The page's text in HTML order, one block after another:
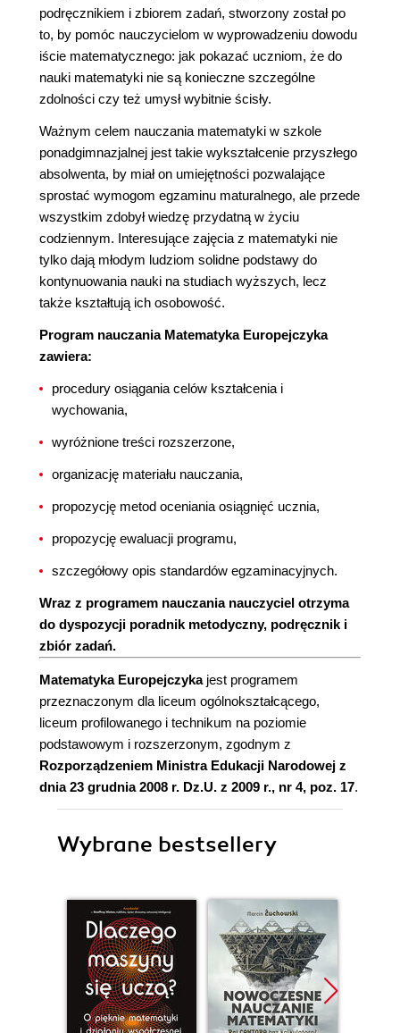
podręcznikiem i zbiorem zadań, stworzony został po
to, by pomóc nauczycielom w wyprowadzeniu dowodu
iście matematycznego: jak pokazać uczniom, że do
nauki matematyki nie są konieczne szczególne
zdolności czy też umysł wybitnie ścisły.
Ważnym celem nauczania matematyki w szkole
ponadgimnazjalnej jest takie wykształcenie przyszłego
absolwenta, by miał on umiejętności pozwalające
sprostać wymogom egzaminu maturalnego, ale przede
wszystkim zdobył wiedzę przydatną w życiu
codziennym. Interesujące zajęcia z matematyki nie
tylko dają młodym ludziom solidne podstawy do
kontynuowania nauki na studiach wyższych, lecz
także kształtują ich osobowość.
Program nauczania Matematyka Europejczyka
zawiera:
procedury osiągania celów kształcenia i
wychowania,
wyróżnione treści rozszerzone,
organizację materiału nauczania,
propozycję metod oceniania osiągnięć ucznia,
propozycję ewaluacji programu,
szczegółowy opis standardów egzaminacyjnych.
Wraz z programem nauczania nauczyciel otrzyma
do dyspozycji poradnik metodyczny, podręcznik i
zbiór zadań.
Matematyka Europejczykajest programem
przeznaczonym dla liceum ogólnokształcącego,
liceum profilowanego i technikum na poziomie
podstawowym i rozszerzonym, zgodnym z
Rozporządzeniem Ministra Edukacji Narodowej z
dnia 23 grudnia 2008 r. Dz.U. z 2009 r., nr 4, poz. 17.
Wybrane bestsellery